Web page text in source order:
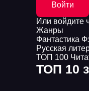
Войти
Или войдите
Жанры
Фантастика
Русская
ТОП 100
ТОП 10